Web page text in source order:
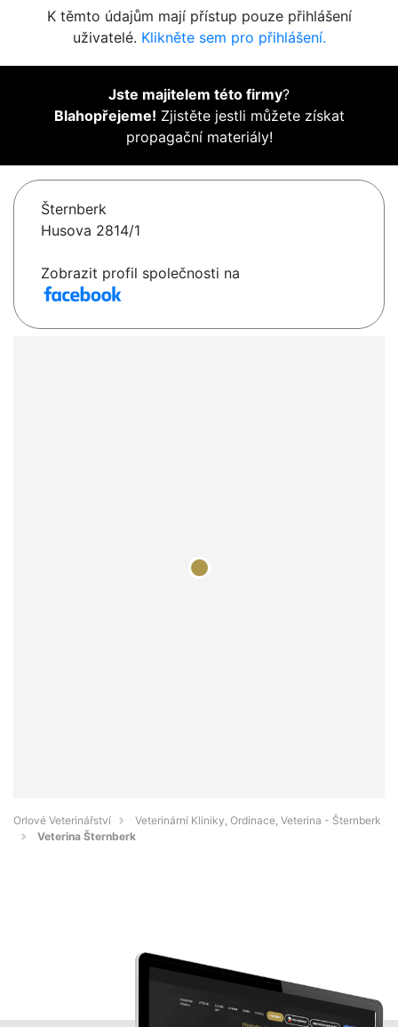
K těmto údajům mají přístup pouze přihlášení
uživatelé. Klikněte sem pro přihlášení.
Jste majitelem této firmy?
Blahopřejeme! Zjistěte jestli můžete získat
propagační materiály!
Šternberk
Husova 2814/1
Zobrazit profil společnosti na
Orlové Veterinářství
Veterinární Kliniky, Ordinace, Veterina - Šternberk
Veterina Šternberk